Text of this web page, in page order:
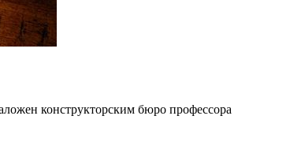
конструкторским бюро профессора